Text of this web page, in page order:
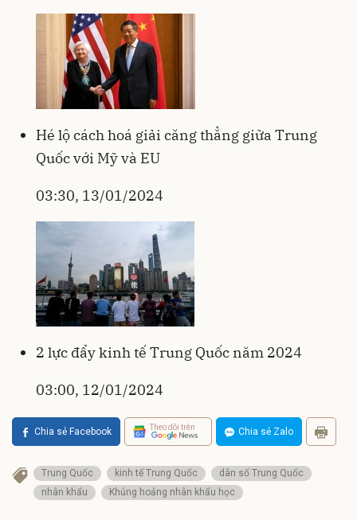
Hé lộ cách hoá giải căng thẳng giữa Trung
Quốc với Mỹ và EU
03:30, 13/01/2024
2 lực đẩy kinh tế Trung Quốc năm 2024
03:00, 12/01/2024
Chia sẻ Facebook Theo dõi trên Chia sẻ Zalo
Trung Quốc kinh tế Trung Quốc
dân số Trung Quốc
nhân khẩu
Khủng hoảng nhân khẩu học